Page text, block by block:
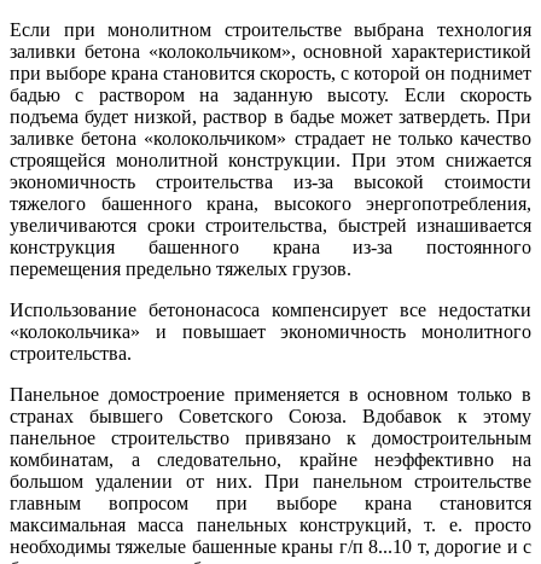
Если при монолитном строительстве выбрана технология
заливки бетона «колокольчиком», основной характеристикой
при выборе крана становится скорость, с которой он поднимет
бадью с раствором на заданную высоту. Если скорость
подъема будет низкой, раствор в бадье может затвердеть. При
заливке бетона «колокольчиком» страдает не только качество
строящейся монолитной конструкции. При этом снижается
экономичность строительства из-за высокой стоимости
тяжелого башенного крана, высокого энергопотребления,
увеличиваются сроки строительства, быстрей изнашивается
конструкция башенного крана из-за постоянного
перемещения предельно тяжелых грузов.
Использование бетононасоса компенсирует все недостатки
«колокольчика» и повышает экономичность монолитного
строительства.
Панельное домостроение применяется в основном только в
странах бывшего Советского Союза. Вдобавок к этому
панельное строительство привязано к домостроительным
комбинатам, а следовательно, крайне неэффективно на
большом удалении от них. При панельном строительстве
главным вопросом при выборе крана становится
максимальная масса панельных конструкций, т. е. просто
необходимы тяжелые башенные краны г/п 8...10 т, дорогие и с